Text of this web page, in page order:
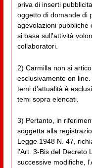
priva di inserti
oggetto di domande di
agevolazioni pubbliche
si basa sull'attività
collaboratori.
2) Carmilla non si
esclusivamente on
temi d'attualità è
temi sopra elencati.
3) Pertanto, in
soggetta alla
Legge 1948 N. 47,
l’Art. 3-Bis del Decreto
successive modifiche,